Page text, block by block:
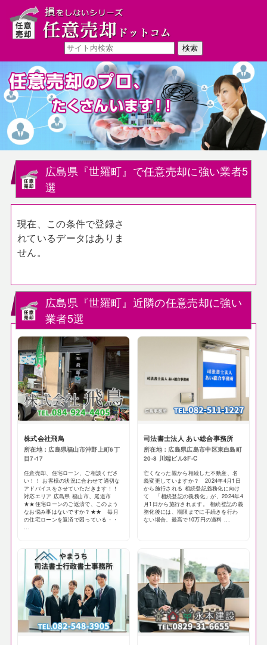
広島県『世羅町』で任意売却に強い業者5
選
現在、この条件で登録さ
れているデータはありま
せん。
広島県『世羅町』近隣の任意売却に強い
業者5選
株式会社飛鳥
所在地：広島県福山市沖野上町6丁
目7-17
任意売却、住宅ローン、ご相談くださ
い！！ お客様の状況に合わせて適切な
アドバイスをさせていただきます！！
対応エリア 広島県 福山市、尾道市
★★住宅ローンのご返済で、このよう
なお悩み事はないですか？★★ 毎月
の住宅ローンを返済で困っている・・
...
司法書士法人 あい総合事務所
所在地：広島県広島市中区東白島町
20-8 川端ビル3F-C
亡くなった親から相続した不動産、名
義変更していますか？ 2024年4月1日
から施行される 相続登記義務化に向け
て 「相続登記の義務化」が、2024年4
月1日から施行されます。 相続登記の義
務化後には、期限までに手続きを行わ
ない場合、最高で10万円の過料 ...